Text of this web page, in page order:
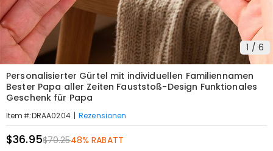
1 / 6
Personalisierter Gürtel mit individuellen Familiennamen
Bester Papa aller Zeiten Fauststoß-Design Funktionales
Geschenk für Papa
Item#:DRAA0204 | Rezensionen
$36.95$70.2548% RABATT